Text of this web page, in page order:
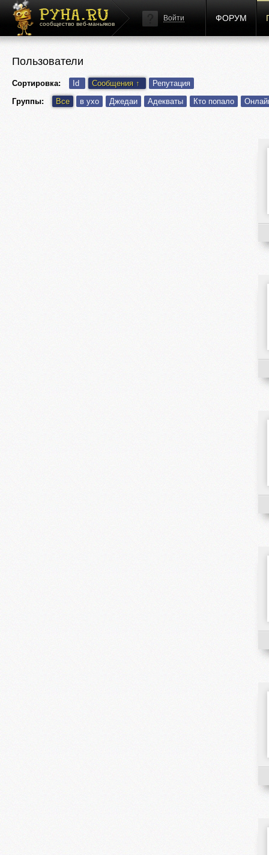
сообщество веб-маньяков
Войти ФОРУМ
Пользователи
Сортировка: Id Сообщения ↑
Репутация
Группы:
Все в ухо Джедаи Адекваты Кто попало